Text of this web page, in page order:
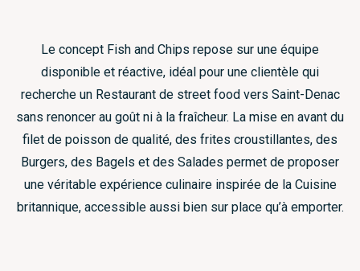
Le concept Fish and Chips repose sur une équipe
disponible et réactive, idéal pour une clientèle qui
recherche un Restaurant de street food vers Saint-Denac
sans renoncer au goût ni à la fraîcheur. La mise en avant du
filet de poisson de qualité, des frites croustillantes, des
Burgers, des Bagels et des Salades permet de proposer
une véritable expérience culinaire inspirée de la Cuisine
britannique, accessible aussi bien sur place qu’à emporter.